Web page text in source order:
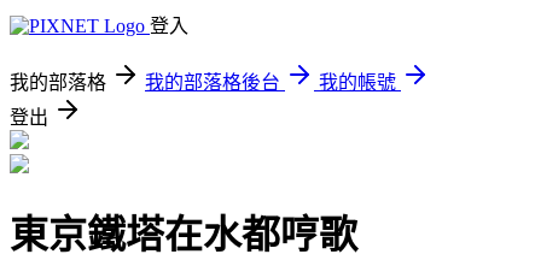
登入
我的部落格 我的部落格後台
我的帳號
登出
東京鐵塔在水都哼歌